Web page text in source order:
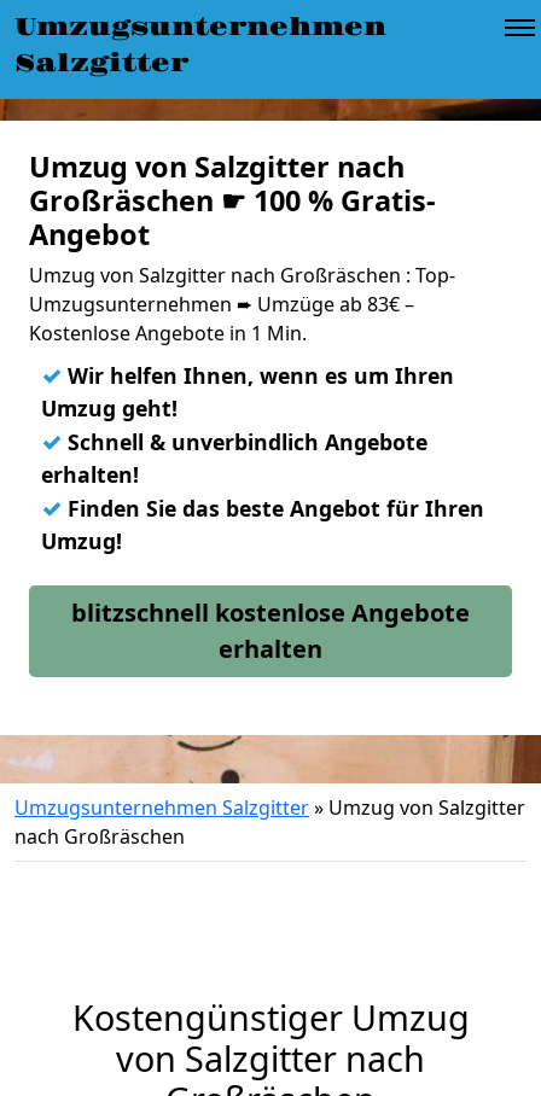
Umzugsunternehmen
Salzgitter
Umzug von Salzgitter nach
Großräschen ☛ 100 % Gratis-
Angebot
Umzug von Salzgitter nach Großräschen : Top-
Umzugsunternehmen ➨ Umzüge ab 83€ –
Kostenlose Angebote in 1 Min.
✓ Wir helfen Ihnen, wenn es um Ihren
Umzug geht!
✓ Schnell & unverbindlich Angebote
erhalten!
✓ Finden Sie das beste Angebot für Ihren
Umzug!
blitzschnell kostenlose Angebote
erhalten
Umzugsunternehmen Salzgitter» Umzug von Salzgitter
nach Großräschen
Kostengünstiger Umzug
von Salzgitter nach